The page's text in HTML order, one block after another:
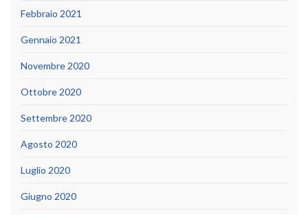
Febbraio 2021
Gennaio 2021
Novembre 2020
Ottobre 2020
Settembre 2020
Agosto 2020
Luglio 2020
Giugno 2020